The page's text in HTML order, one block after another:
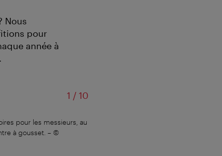
Nous
pour
année à
1 /sur
10
pour les messieurs, au
à gousset. – ©